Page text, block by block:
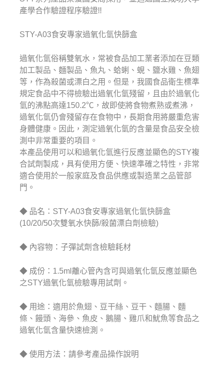
產學合作驗證程序驗證!!
STY-A03食安專家過氧化氫快篩盒
過氧化氫俗稱雙氧水，常被食品加工業者添加在豆類
加工製品、麵製品、魚丸、蛤蜊、蜆、鹽水雞、魚翅
等，作為殺菌或漂白之用。但是，我國食品衛生標準
規定食品中不得檢驗出過氧化氫殘留，且由於過氧化
氫的沸點高達150.2℃，故即使將食物煮熟或煮沸，
過氧化氫仍會殘留存在食物中，長期食用將嚴重危害
身體健康。因此，測定過氧化氫的含量是食品安全檢
測中非常重要的項目。
本產品使用可以和過氧化氫進行反應並顯色的STY複
合試劑製成，具有使用方便、快速準確之特性，非常
適合使用於一般家庭及食品供應或製造業之品管部
門。
◆ 品名：STY-A03食安專家過氧化氫快篩盒
(10/20/50次雙氧水快篩/殺菌漂白劑檢驗)
◆ 內容物：子彈試劑含檢驗耗材
◆ 成份：1.5ml離心管內含可與過氧化氫反應並顯色
之STY過氧化氫檢驗專用試劑。
◆ 用途：適用於魚翅、豆干絲、豆干、麵腸、麵
條、饅頭、海參、魚皮、鵝腸、雞爪和魷魚等食品之
過氧化氫含量快速檢測。
◆ 使用方法：請參考產品操作說明